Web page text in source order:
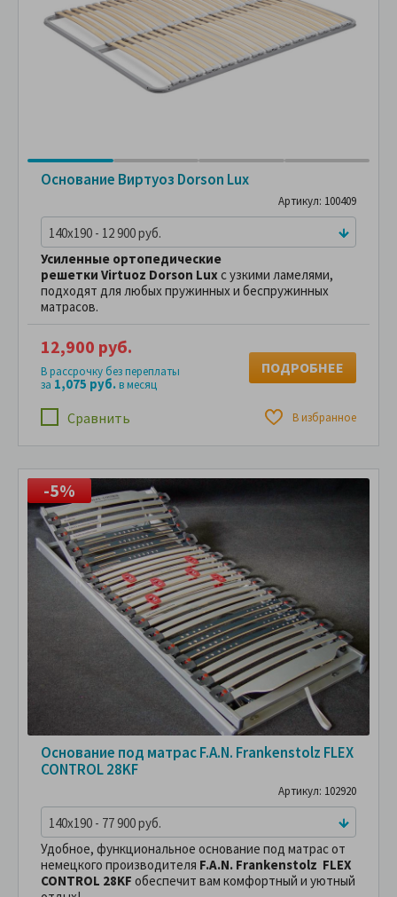
Основание Виртуоз Dorson Lux
Артикул: 100409
140x190 - 12 900 руб.
Усиленные ортопедические
решетки Virtuoz Dorson Luxс узкими ламелями,
подходят для любых пружинных и беспружинных
матрасов.
Сравнить В избранное
12,900 руб.
В рассрочку без переплаты
за 1,075 руб.в месяц
ПОДРОБНЕЕ
-5%
Основание под матрас F.A.N. Frankenstolz FLEX
CONTROL 28KF
Артикул: 102920
140x190 - 77 900 руб.
Удобное, функциональное основание под матрас от
немецкого производителя F.A.N. Frankenstolz FLEX
CONTROL 28KF обеспечит вам комфортный и уютный